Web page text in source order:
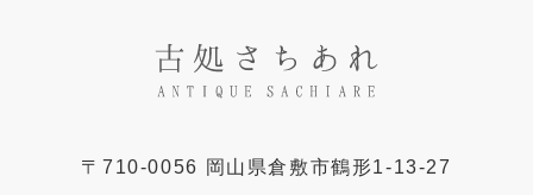
〒710-0056 岡山県倉敷市鶴形1-13-27